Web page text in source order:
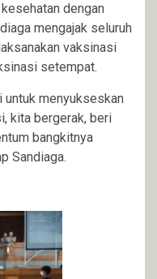
dengan
mengajak seluruh
vaksinasi
setempat.
untuk menyukseskan
kita bergerak, beri
bangkitnya
Sandiaga.